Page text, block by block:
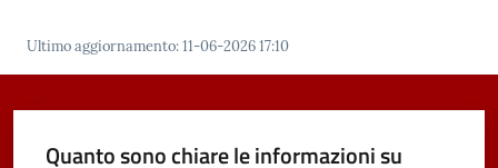
Novità
Ultimo aggiornamento:11-06-2026 17:10
Quanto sono chiare le informazioni su